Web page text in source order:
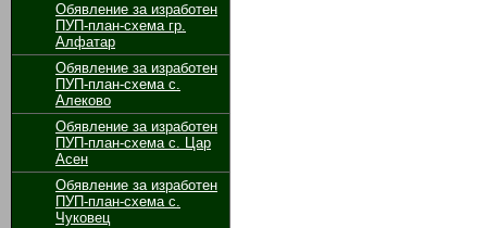
Обявление за изработен
ПУП-план-схема гр.
Алфатар
Обявление за изработен
ПУП-план-схема с.
Алеково
Обявление за изработен
ПУП-план-схема с. Цар
Асен
Обявление за изработен
ПУП-план-схема с.
Чуковец